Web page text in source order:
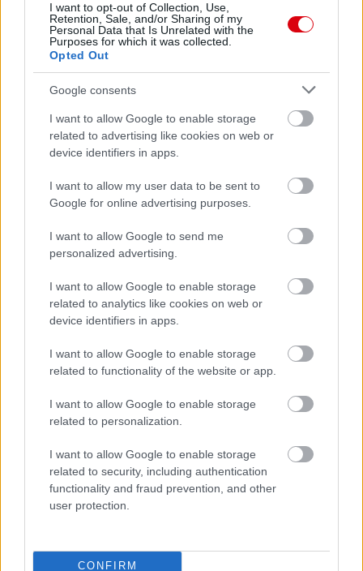
I want to opt-out of Collection, Use,
Retention, Sale, and/or Sharing of my
Personal Data that Is Unrelated with the
Purposes for which it was collected.
Opted Out
Google consents
I want to allow Google to enable storage
related to advertising like cookies on web or
device identifiers in apps.
I want to allow my user data to be sent to
Google for online advertising purposes.
I want to allow Google to send me
personalized advertising.
I want to allow Google to enable storage
related to analytics like cookies on web or
device identifiers in apps.
I want to allow Google to enable storage
related to functionality of the website or app.
I want to allow Google to enable storage
related to personalization.
I want to allow Google to enable storage
related to security, including authentication
functionality and fraud prevention, and other
user protection.
CONFIRM
Meccs Center
Paris Saint-Germainvs
Manchester United
Felkészülési szezon 4. mérkőzés
Nya Ullevi, Göteborg
2 nap 8 óra 3 perc 34 másodperc
Leeds UnitedvsManchester United2026-08-12 20:30
ELŐZŐ MÉRKŐZÉSEK
Támogatás
Támogasd adományoddal
a ManUtdFanatics.hu működését!